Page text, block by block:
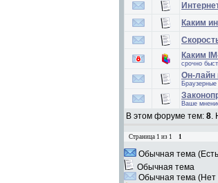
Каким
Каким
срочно
Он-лайн
Ваше
В этом форуме тем: 8.
Страница 1 из 1 1
Обычная тема
Обычная тема
Обычная тема